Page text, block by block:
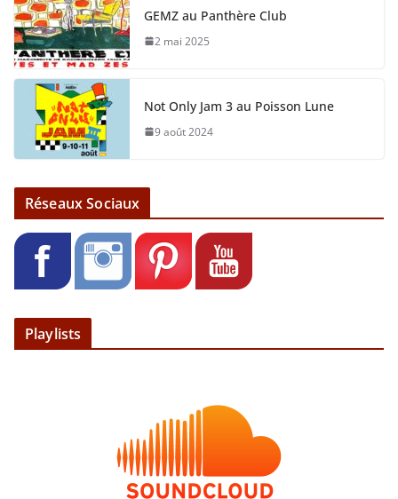
GEMZ au Panthère Club
2 mai 2025
Not Only Jam 3 au Poisson Lune
9 août 2024
Réseaux Sociaux
Playlists